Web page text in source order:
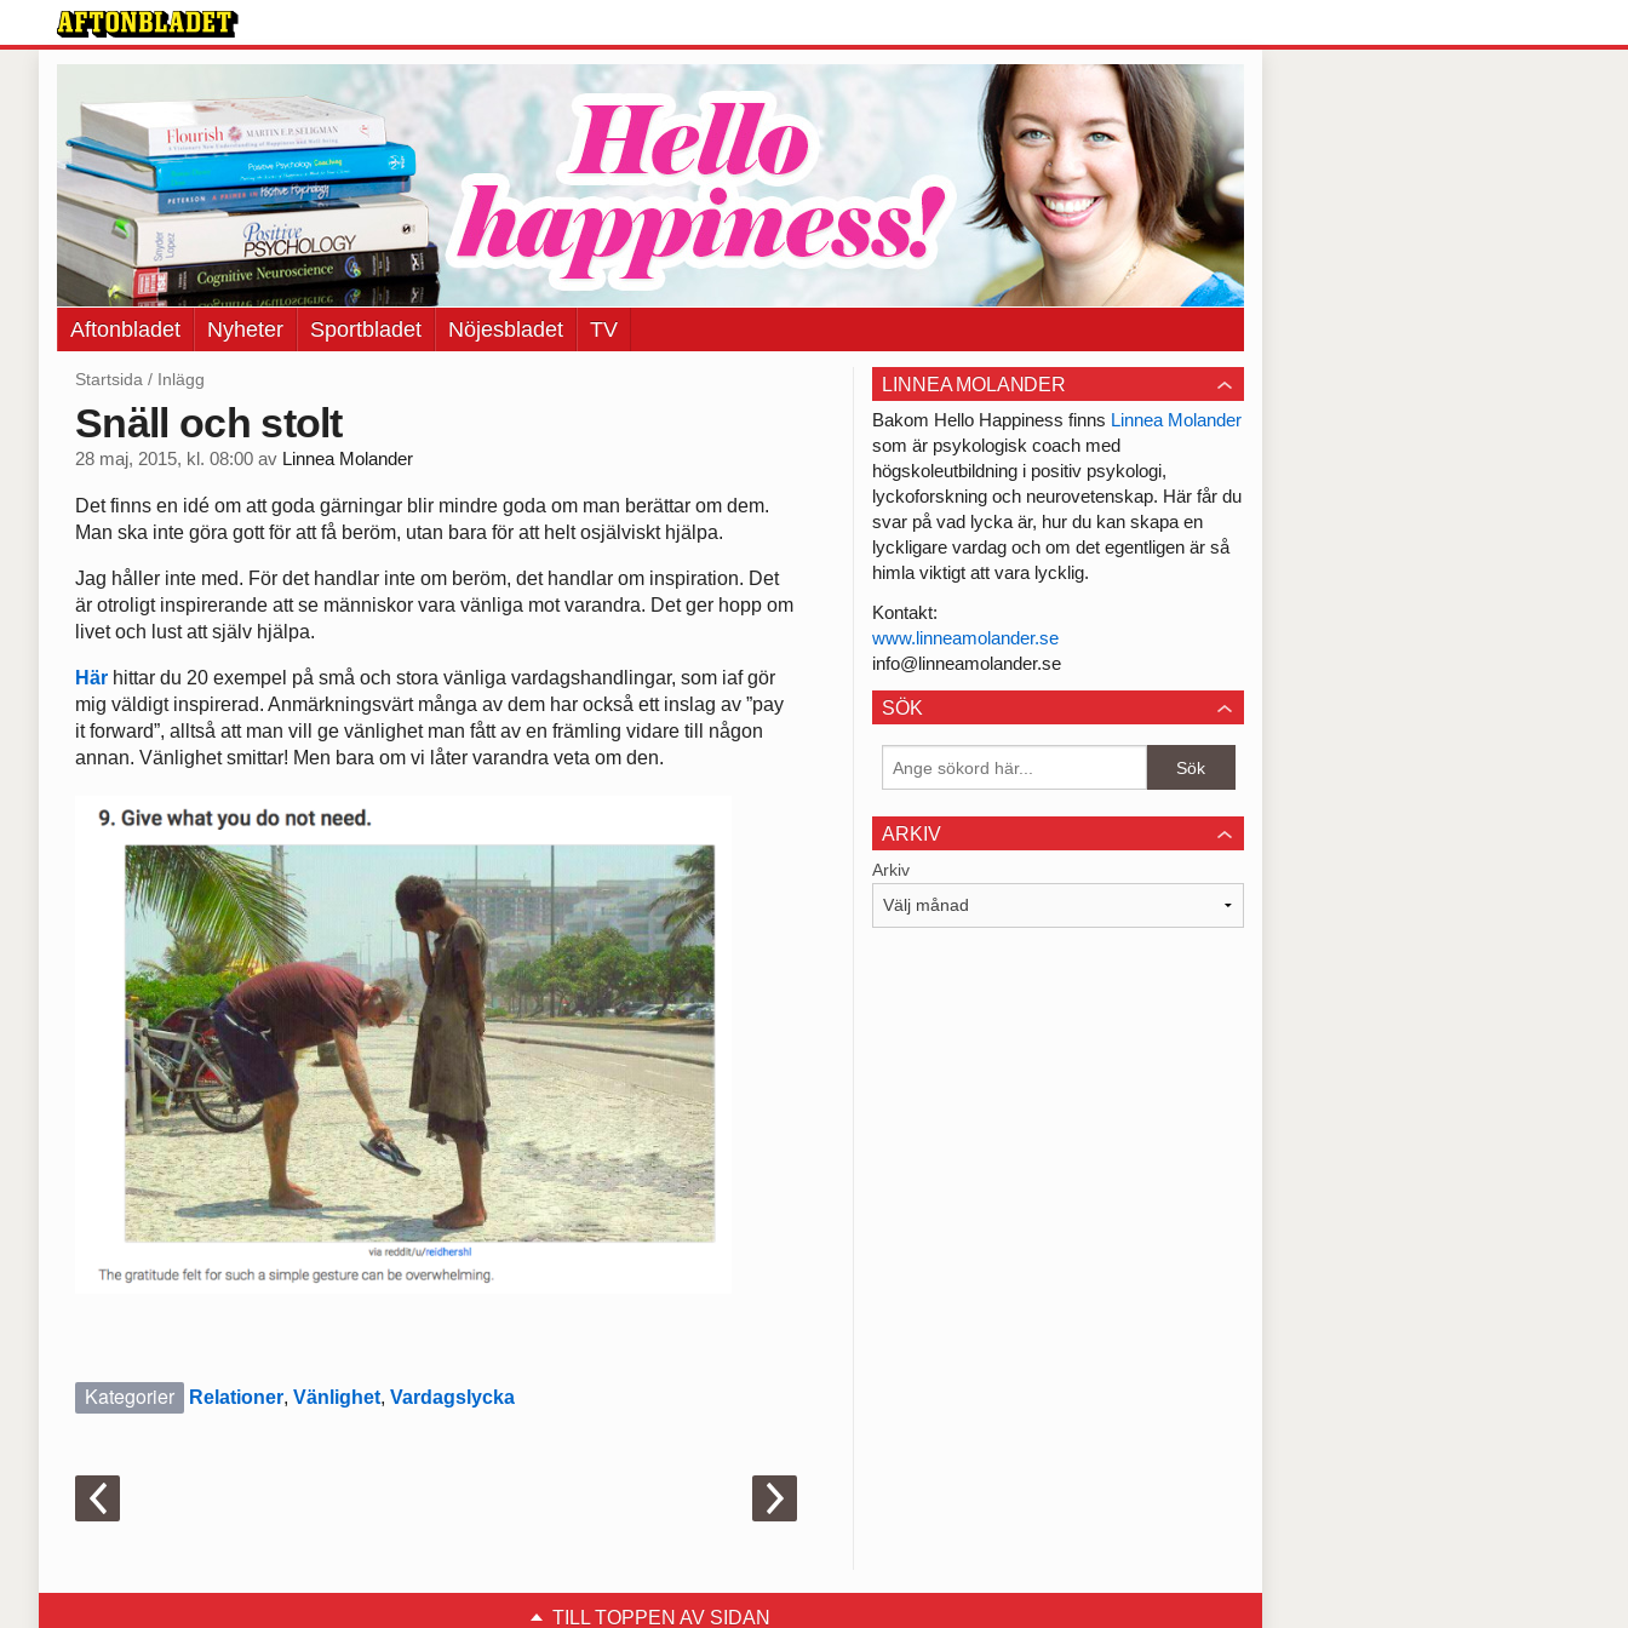
Aftonbladet Nyheter Sportbladet Nöjesbladet TV
Startsida / Inlägg
Snäll och stolt
28 maj, 2015, kl. 08:00 av Linnea Molander
Det finns en idé om att goda gärningar blir mindre goda om man berättar om dem.
Man ska inte göra gott för att få beröm, utan bara för att helt osjälviskt hjälpa.
Jag håller inte med. För det handlar inte om beröm, det handlar om inspiration. Det
är otroligt inspirerande att se människor vara vänliga mot varandra. Det ger hopp om
livet och lust att själv hjälpa.
Här hittar du 20 exempel på små och stora vänliga vardagshandlingar, som iaf gör
mig väldigt inspirerad. Anmärkningsvärt många av dem har också ett inslag av ”pay
it forward”, alltså att man vill ge vänlighet man fått av en främling vidare till någon
annan. Vänlighet smittar! Men bara om vi låter varandra veta om den.
Kategorier Relationer, Vänlighet, Vardagslycka
LINNEA MOLANDER
Bakom Hello Happiness finns Linnea Molander
som är psykologisk coach med
högskoleutbildning i positiv psykologi,
lyckoforskning och neurovetenskap. Här får du
svar på vad lycka är, hur du kan skapa en
lyckligare vardag och om det egentligen är så
himla viktigt att vara lycklig.
Kontakt:
www.linneamolander.se
info@linneamolander.se
SÖK
ARKIV
Arkiv
TILL TOPPEN AV SIDAN